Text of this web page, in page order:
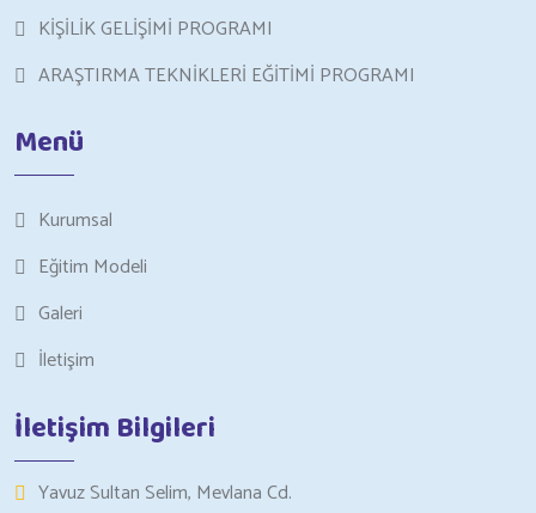
KİŞİLİK GELİŞİMİ PROGRAMI
ARAŞTIRMA TEKNİKLERİ EĞİTİMİ PROGRAMI
Menü
Kurumsal
Eğitim Modeli
Galeri
İletişim
İletişim Bilgileri
Yavuz Sultan Selim, Mevlana Cd.